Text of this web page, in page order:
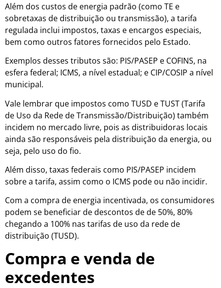
Além dos custos de energia padrão (como TE e
sobretaxas de distribuição ou transmissão), a tarifa
regulada inclui impostos, taxas e encargos especiais,
bem como outros fatores fornecidos pelo Estado.
Exemplos desses tributos são: PIS/PASEP e COFINS, na
esfera federal; ICMS, a nível estadual; e CIP/COSIP a nível
municipal.
Vale lembrar que impostos como TUSD e TUST (Tarifa
de Uso da Rede de Transmissão/Distribuição) também
incidem no mercado livre, pois as distribuidoras locais
ainda são responsáveis pela distribuição da energia, ou
seja, pelo uso do fio.
Além disso, taxas federais como PIS/PASEP incidem
sobre a tarifa, assim como o ICMS pode ou não incidir.
Com a compra de energia incentivada, os consumidores
podem se beneficiar de descontos de de 50%, 80%
chegando a 100% nas tarifas de uso da rede de
distribuição (TUSD).
Compra e venda de
excedentes